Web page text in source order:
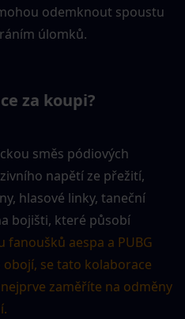
odemknout spoustu
úlomků.
za koupi?
směs pódiových
napětí ze přežití,
hlasové linky, taneční
bojišti, které působí
fanoušků aespa a PUBG
obojí, se tato kolaborace
zaměříte na odměny